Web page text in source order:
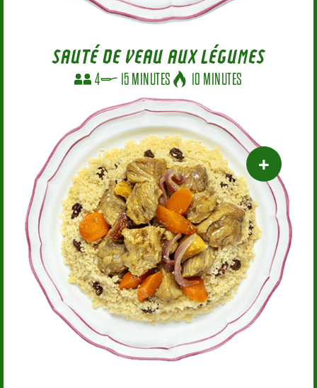
SAUTÉ DE VEAU AUX LÉGUMES
4 15 MINUTES 10 MINUTES